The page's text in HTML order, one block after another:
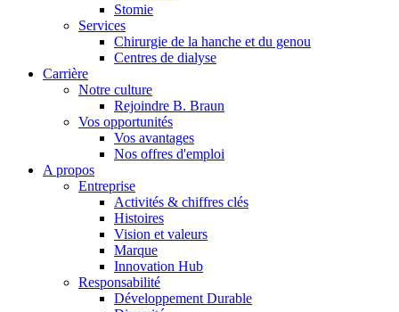
Catalogue de produits
Trouvez le produit que vous recherchez. Visitez le catalogue
Stomie
Services
Chirurgie de la hanche et du genou
Centres de dialyse
Carrière
Notre culture
Rejoindre B. Braun
Vos opportunités
Vos avantages
Nos offres d'emploi
A propos
Entreprise
Activités & chiffres clés
Histoires
Vision et valeurs
Marque
Innovation Hub
Responsabilité
Développement Durable